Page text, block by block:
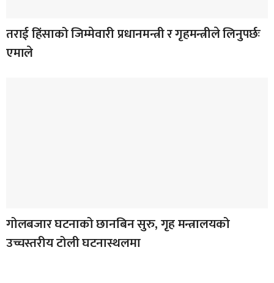
तराई हिंसाको जिम्मेवारी प्रधानमन्त्री र गृहमन्त्रीले लिनुपर्छः
एमाले
गोलबजार घटनाको छानबिन सुरु, गृह मन्त्रालयको
उच्चस्तरीय टोली घटनास्थलमा